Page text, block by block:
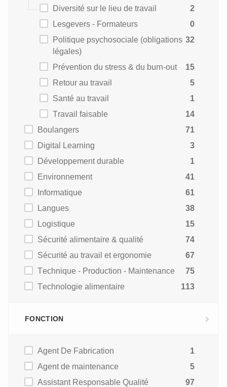
Diversité sur le lieu de travail
2
Lesgevers - Formateurs
0
Politique psychosociale (obligations
légales)
32
Prévention du stress & du burn-out
15
Retour au travail
5
Santé au travail
1
Travail faisable
14
Boulangers
71
Digital Learning
3
Développement durable
1
Environnement
41
Informatique
61
Langues
38
Logistique
15
Sécurité alimentaire & qualité
74
Sécurité au travail et ergonomie
67
Technique - Production - Maintenance
75
Technologie alimentaire
113
FONCTION
Agent De Fabrication
1
Agent de maintenance
5
Assistant Responsable Qualité
97